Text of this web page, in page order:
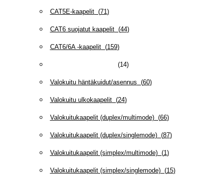
CAT5E-kaapelit(71)
CAT6 suojatut kaapelit(44)
CAT6/6A -kaapelit(159)
(14)
Valokuitu häntäkuidut/asennus (60)
Valokuitu ulkokaapelit(24)
Valokuitukaapelit (duplex/multimode)(66)
Valokuitukaapelit (duplex/singlemode)(87)
Valokuitukaapelit (simplex/multimode)(1)
Valokuitukaapelit (simplex/singlemode)(15)